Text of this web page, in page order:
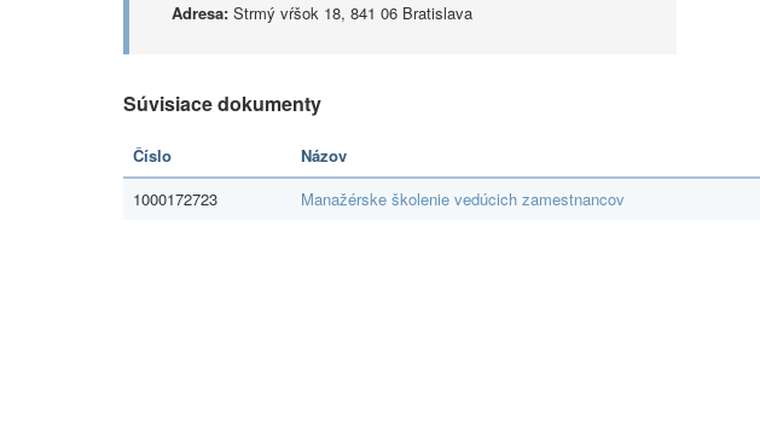
Adresa: Strmý vŕšok 18, 841 06 Bratislava
Súvisiace dokumenty
Číslo Názov
1000172723
Manažérske školenie vedúcich zamestnancov